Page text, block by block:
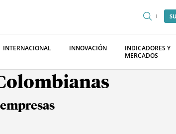
INTERNACIONAL INNOVACIÓN
INDICADORES Y
MERCADOS